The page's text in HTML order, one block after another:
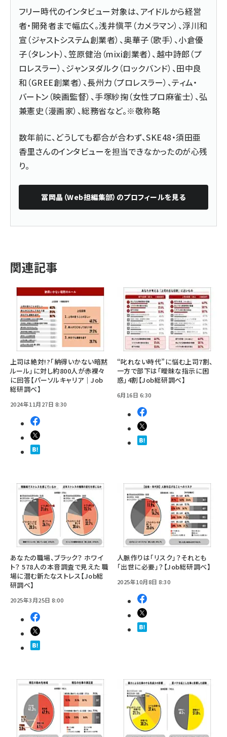
フリー時代のインタビュー対象は、アイドルから経営
者・開発者まで幅広く。浅井愼平（カメラマン）、浮川和
宣（ジャストシステム創業者）、奥華子（歌手）、小倉優
子（タレント）、笠原健治（mixi創業者）、越中詩郎（プ
ロレスラー）、ジャンヌダルク（ロックバンド）、田中良
和（GREE創業者）、長州力（プロレスラー）、ティム・
バートン（映画監督）、手塚紗掬（女性プロ麻雀士）、弘
兼憲史（漫画家）、総務省など。※敬称略
数年前に、どうしても都合が合わず、SKE48・須田亜
香里さんのインタビューを担当できなかったのが心残
り。
冨岡晶（Web担編集部） のプロフィールを見る
関連記事
上司は絶対!?「納得いかない暗黙
ルール」に対し約800人が赤裸々
に回答【パーソルキャリア｜Job
総研調べ】
2024年11月27日 8:30
“叱れない時代”に悩む上司7割、
一方で部下は「曖昧な指示に困
惑」4割【Job総研調べ】
6月16日 6:30
あなたの職場、ブラック？ ホワイ
ト？ 578人の本音調査で見えた 職
場に潜む新たなストレス【Job総
研調べ】
2025年3月25日 8:00
人脈作りは「リスク」？それとも
「出世に必要」？【Job総研調べ】
2025年10月8日 8:30